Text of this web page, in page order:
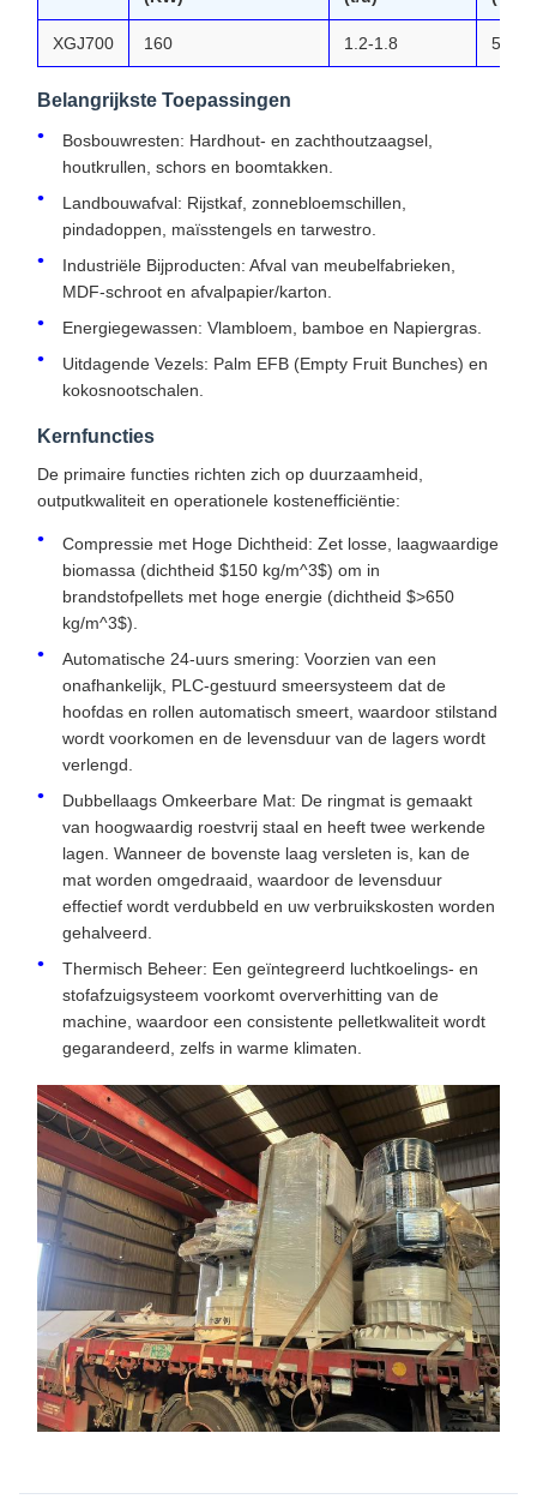
XGJ700 160 1.2-1.8 5.8
Belangrijkste Toepassingen
Bosbouwresten: Hardhout- en zachthoutzaagsel,
houtkrullen, schors en boomtakken.
Landbouwafval: Rijstkaf, zonnebloemschillen,
pindadoppen, maïsstengels en tarwestro.
Industriële Bijproducten: Afval van meubelfabrieken,
MDF-schroot en afvalpapier/karton.
Energiegewassen: Vlambloem, bamboe en Napiergras.
Uitdagende Vezels: Palm EFB (Empty Fruit Bunches) en
kokosnootschalen.
Kernfuncties
De primaire functies richten zich op duurzaamheid,
outputkwaliteit en operationele kostenefficiëntie:
Compressie met Hoge Dichtheid: Zet losse, laagwaardige
biomassa (dichtheid $150 kg/m^3$) om in
brandstofpellets met hoge energie (dichtheid $>650
kg/m^3$).
Automatische 24-uurs smering: Voorzien van een
onafhankelijk, PLC-gestuurd smeersysteem dat de
hoofdas en rollen automatisch smeert, waardoor stilstand
wordt voorkomen en de levensduur van de lagers wordt
verlengd.
Dubbellaags Omkeerbare Mat: De ringmat is gemaakt
van hoogwaardig roestvrij staal en heeft twee werkende
lagen. Wanneer de bovenste laag versleten is, kan de
mat worden omgedraaid, waardoor de levensduur
effectief wordt verdubbeld en uw verbruikskosten worden
gehalveerd.
Thermisch Beheer: Een geïntegreerd luchtkoelings- en
stofafzuigsysteem voorkomt oververhitting van de
machine, waardoor een consistente pelletkwaliteit wordt
gegarandeerd, zelfs in warme klimaten.